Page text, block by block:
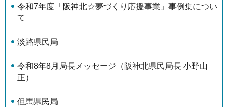
令和7年度「阪神北☆夢づくり応援事業」事例集につい
て
淡路県民局
令和8年8月局長メッセージ（阪神北県民局長 小野山
正）
但馬県民局